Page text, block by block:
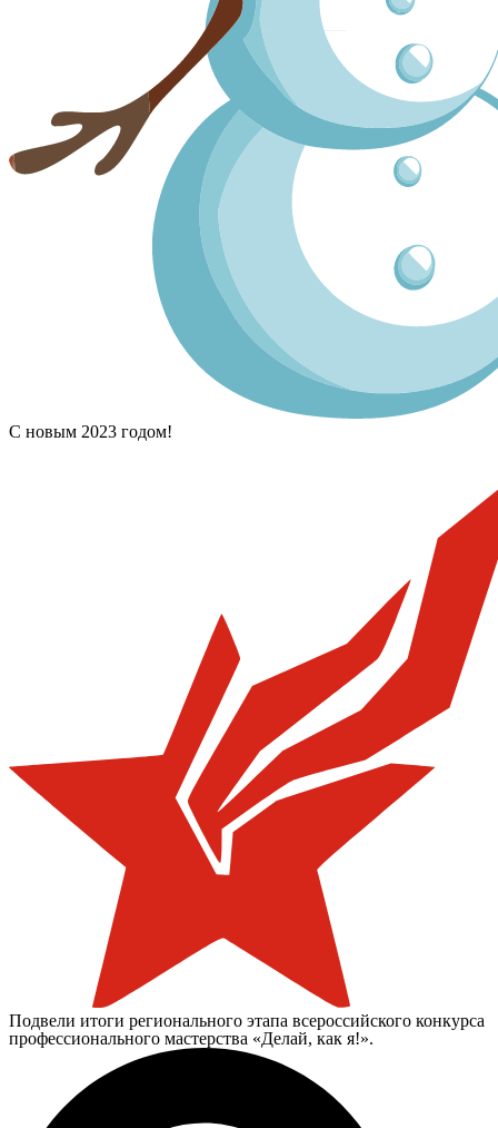
С новым 2023 годом!
Подвели итоги регионального этапа всероссийского конкурса
профессионального мастерства «Делай, как я!».